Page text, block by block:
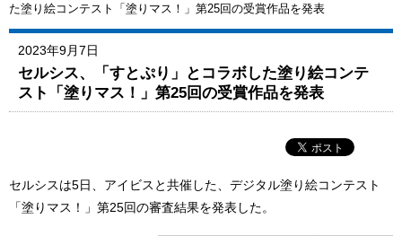
た塗り絵コンテスト「塗りマス！」第25回の受賞作品を発表
2023年9月7日
セルシス、「すとぷり」とコラボした塗り絵コンテ
スト「塗りマス！」第25回の受賞作品を発表
セルシスは5日、アイビスと共催した、デジタル塗り絵コンテスト
「塗りマス！」第25回の審査結果を発表した。